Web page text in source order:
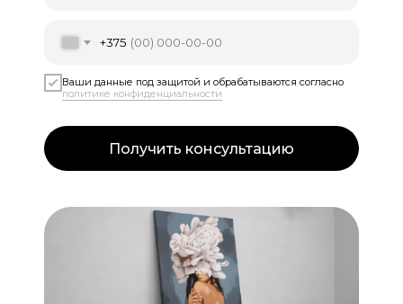
+375
Ваши данные под защитой и обрабатываются согласно
политике конфиденциальности
Получить консультацию